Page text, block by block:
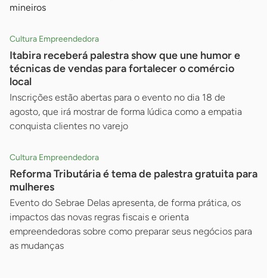
mineiros
Cultura Empreendedora
Itabira receberá palestra show que une humor e
técnicas de vendas para fortalecer o comércio
local
Inscrições estão abertas para o evento no dia 18 de
agosto, que irá mostrar de forma lúdica como a empatia
conquista clientes no varejo
Cultura Empreendedora
Reforma Tributária é tema de palestra gratuita para
mulheres
Evento do Sebrae Delas apresenta, de forma prática, os
impactos das novas regras fiscais e orienta
empreendedoras sobre como preparar seus negócios para
as mudanças